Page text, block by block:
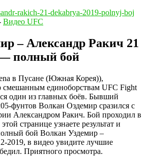
Видео UFC
– Александр Ракич 21
— полный бой
в Пусане (Южная Корея)),
смешанным единоборствам UFC Fight
один из главных боёв. Бывший
фунтов Волкан Оздемир сразился с
Александром Ракич. Бой проходил в
странице узнаете результат и
бой Волкан Уздемир –
2019, в видео увидите лучшие
Приятного просмотра.